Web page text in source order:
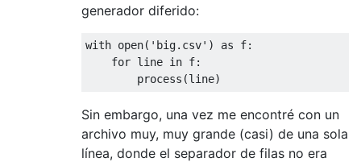
generador diferido:
with open( 'big.csv' ) as f:
for line in f:
        process
(line)
Sin embargo, una vez me encontré con un
archivo muy, muy grande (casi) de una sola
línea, donde el separador de filas no era